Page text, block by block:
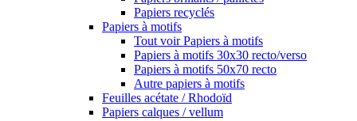
Papiers recyclés
Papiers à motifs
Tout voir Papiers à motifs
Papiers à motifs 30x30 recto/verso
Papiers à motifs 50x70 recto
Autre papiers à motifs
Feuilles acétate / Rhodoïd
Papiers calques / vellum